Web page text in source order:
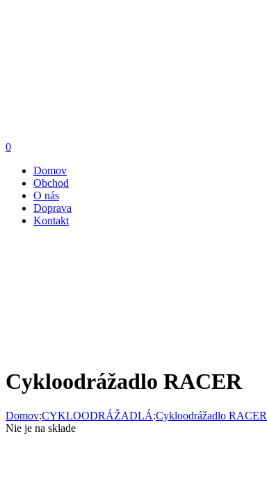
0
Domov
Obchod
O nás
Doprava
Kontakt
Cykloodrážadlo RACER
Domov:CYKLOODRÁŽADLÁ:Cykloodrážadlo RACER
Nie je na sklade